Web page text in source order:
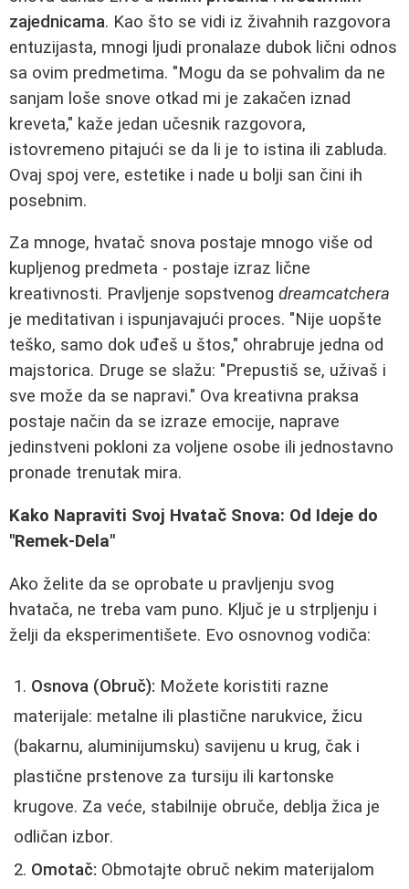
zajednicama. Kao što se vidi iz živahnih razgovora
entuzijasta, mnogi ljudi pronalaze dubok lični odnos
sa ovim predmetima. "Mogu da se pohvalim da ne
sanjam loše snove otkad mi je zakačen iznad
kreveta," kaže jedan učesnik razgovora,
istovremeno pitajući se da li je to istina ili zabluda.
Ovaj spoj vere, estetike i nade u bolji san čini ih
posebnim.
Za mnoge, hvatač snova postaje mnogo više od
kupljenog predmeta - postaje izraz lične
kreativnosti. Pravljenje sopstvenog dreamcatchera
je meditativan i ispunjavajući proces. "Nije uopšte
teško, samo dok uđeš u štos," ohrabruje jedna od
majstorica. Druge se slažu: "Prepustiš se, uživaš i
sve može da se napravi." Ova kreativna praksa
postaje način da se izraze emocije, naprave
jedinstveni pokloni za voljene osobe ili jednostavno
pronade trenutak mira.
Kako Napraviti Svoj Hvatač Snova: Od Ideje do
"Remek-Dela"
Ako želite da se oprobate u pravljenju svog
hvatača, ne treba vam puno. Ključ je u strpljenju i
želji da eksperimentišete. Evo osnovnog vodiča:
Osnova (Obruč): Možete koristiti razne
materijale: metalne ili plastične narukvice, žicu
(bakarnu, aluminijumsku) savijenu u krug, čak i
plastične prstenove za tursiju ili kartonske
krugove. Za veće, stabilnije obruče, deblja žica je
odličan izbor.
Omotač: Obmotajte obruč nekim materijalom